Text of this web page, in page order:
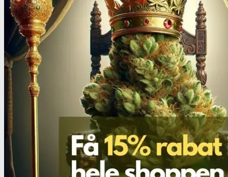
Simons tests
Test af primære aminer
URIN TESTS
Multi urin test - 3 stoffer
Multi urin test - 10 stoffer
THC urin test - 25ng/ml
THC urin test - 50ng/ml